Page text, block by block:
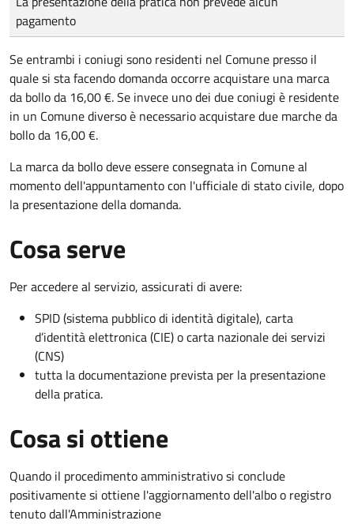
pagamento
Se entrambi i coniugi sono residenti nel Comune presso il
quale si sta facendo domanda occorre acquistare una marca
da bollo da 16,00 €. Se invece uno dei due coniugi è residente
in un Comune diverso è necessario acquistare due marche da
bollo da 16,00 €.
La marca da bollo deve essere consegnata in Comune al
momento dell'appuntamento con l'ufficiale di stato civile, dopo
la presentazione della domanda.
Cosa serve
Per accedere al servizio, assicurati di avere:
SPID (sistema pubblico di identità digitale), carta
d’identità elettronica (CIE) o carta nazionale dei servizi
(CNS)
tutta la documentazione prevista per la presentazione
della pratica.
Cosa si ottiene
Quando il procedimento amministrativo si conclude
positivamente si ottiene l'aggiornamento dell'albo o registro
tenuto dall'Amministrazione